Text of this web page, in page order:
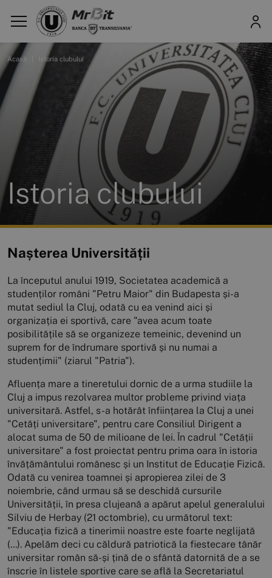
Acasă Istoria clubului
Istoria clubului
Nașterea Universității
La începutul anului 1919, Societatea academică a
studenților români "Petru Maior" din Budapesta și-a
mutat sediul la Cluj, odată cu ea venind aici și
organizația ei sportivă, care "avea acum toate
posibilitățile să se organizeze temeinic, devenind un
suprem for de îndrumare sportivă și nu numai a
studențimii" (ziarul "Patria").
Afluența mare a tineretului dornic de a urma studiile la
Cluj a impus rezolvarea multor probleme privind viața
universitară. Astfel, s-a hotărât înființarea la Cluj a unei
"Cetăți universitare", pentru care Consiliul Dirigent a
alocat suma de 50 de milioane de lei. În cadrul "Cetății
universitare" a fost proiectat pentru prima oara în istoria
învățământului românesc și un Institut de Educație Fizică.
Odată cu venirea toamnei și apropierea zilei de 3
noiembrie, când urmau să se deschidă cursurile
Universității, în presa clujeană a apărut apelul generalului
Silviu de Herbay (21 octombrie), cu următorul text:
"Educația fizică a tinerimii noastre este foarte neglijată
(...). Apelăm deci cu căldură patriotică la fiestecare tânăr
universitar român să-și țină de o sfântă datornită de a se
înscrie în listele sportive care se află la Secretariatul